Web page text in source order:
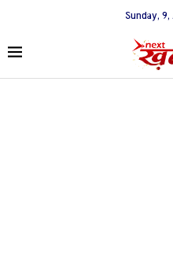
Sunday,